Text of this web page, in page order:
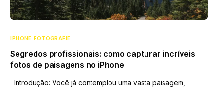
IPHONE FOTOGRAFIE
Segredos profissionais: como capturar incríveis
fotos de paisagens no iPhone
Introdução: Você já contemplou uma vasta paisagem,